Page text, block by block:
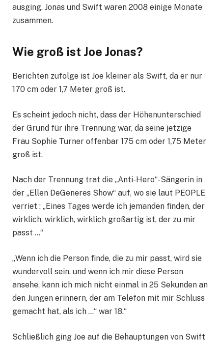
ausging. Jonas und Swift waren 2008 einige Monate
zusammen.
Wie groß ist Joe Jonas?
Berichten zufolge ist Joe kleiner als Swift, da er nur
170 cm oder 1,7 Meter groß ist.
Es scheint jedoch nicht, dass der Höhenunterschied
der Grund für ihre Trennung war, da seine jetzige
Frau Sophie Turner offenbar 175 cm oder 1,75 Meter
groß ist.
Nach der Trennung trat die „Anti-Hero“-Sängerin in
der „Ellen DeGeneres Show“ auf, wo sie laut PEOPLE
verriet : „Eines Tages werde ich jemanden finden, der
wirklich, wirklich, wirklich großartig ist, der zu mir
passt …“
„Wenn ich die Person finde, die zu mir passt, wird sie
wundervoll sein, und wenn ich mir diese Person
ansehe, kann ich mich nicht einmal in 25 Sekunden an
den Jungen erinnern, der am Telefon mit mir Schluss
gemacht hat, als ich …“ war 18.“
Schließlich ging Joe auf die Behauptungen von Swift